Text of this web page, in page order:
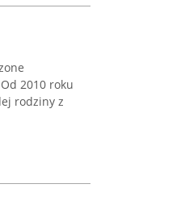
2010 roku
rodziny z